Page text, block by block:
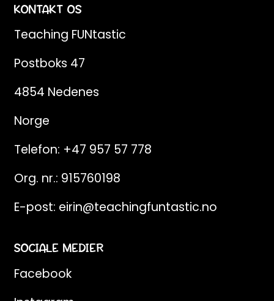
KONTAKT OS
Teaching FUNtastic
Postboks 47
4854 Nedenes
Norge
Telefon: +47 957 57 778
Org. nr.: 915760198
E-post: eirin@teachingfuntastic.no
SOCIALE MEDIER
Facebook